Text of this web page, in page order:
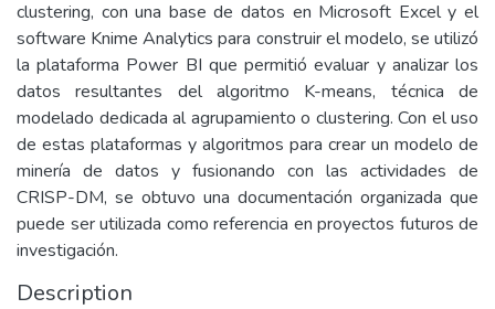
clustering, con una base de datos en Microsoft Excel y el
software Knime Analytics para construir el modelo, se utilizó
la plataforma Power BI que permitió evaluar y analizar los
datos resultantes del algoritmo K-means, técnica de
modelado dedicada al agrupamiento o clustering. Con el uso
de estas plataformas y algoritmos para crear un modelo de
minería de datos y fusionando con las actividades de
CRISP-DM, se obtuvo una documentación organizada que
puede ser utilizada como referencia en proyectos futuros de
investigación.
Description